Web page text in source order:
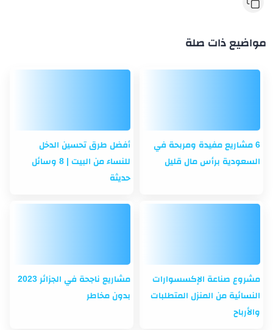
مواضيع ذات صلة
6 مشاريع مفيدة ومربحة في
السعودية برأس مال قليل
أفضل طرق تحسين الدخل
للنساء من البيت | 8 وسائل
حديثة
مشروع صناعة الإكسسوارات
النسائية من المنزل المتطلبات
والأرباح
مشاريع ناجحة في الجزائر 2023
بدون مخاطر